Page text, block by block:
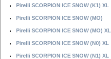
Pirelli SCORPION ICE SNOW (K1) XL
Pirelli SCORPION ICE SNOW (MO)
Pirelli SCORPION ICE SNOW (MO) XL
Pirelli SCORPION ICE SNOW (N0) XL
Pirelli SCORPION ICE SNOW (N1) XL